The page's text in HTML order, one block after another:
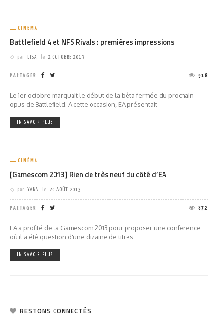
CINÉMA
Battlefield 4 et NFS Rivals : premières impressions
par LISA le 2 OCTOBRE 2013
PARTAGER 918
Le 1er octobre marquait le début de la bêta fermée du prochain
opus de Battlefield. A cette occasion, EA présentait
EN SAVOIR PLUS
CINÉMA
[Gamescom 2013] Rien de très neuf du côté d’EA
par YANA le 20 AOÛT 2013
PARTAGER 872
EA a profité de la Gamescom 2013 pour proposer une conférence
où il a été question d'une dizaine de titres
EN SAVOIR PLUS
RESTONS CONNECTÉS